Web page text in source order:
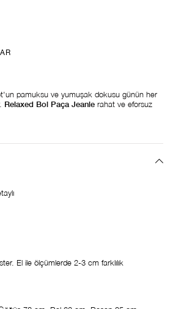
pamuksu ve yumuşak dokusu günün her
Relaxed Bol Paça Jeanle rahat ve eforsuz
El ile ölçümlerde 2-3 cm farklılık